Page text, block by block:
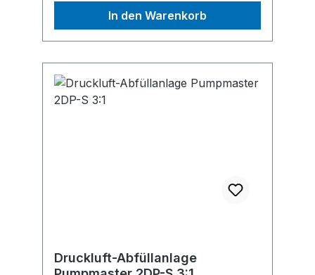
In den Warenkorb
Druckluft-Abfüllanlage